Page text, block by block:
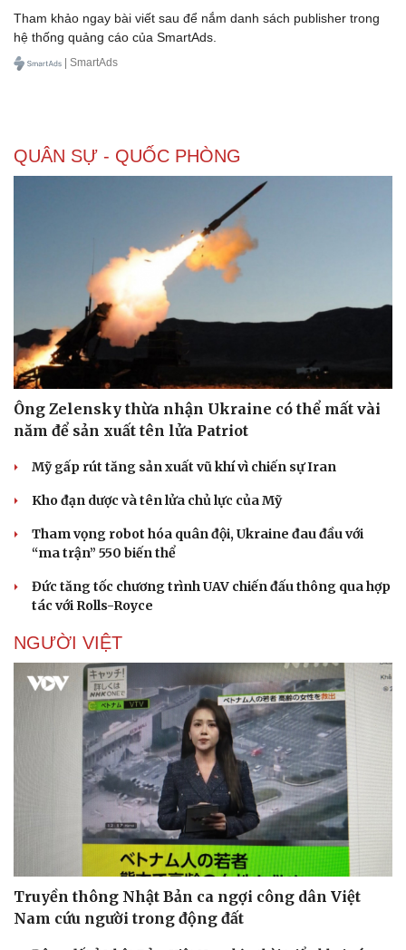
Doanh nhân
Vì cộng đồng
Trải nghiệm
Chuyển đổi số
Tham khảo ngay bài viết sau để nắm danh sách publisher trong
hệ thống quảng cáo của SmartAds.
| SmartAds
QUÂN SỰ - QUỐC PHÒNG
Ông Zelensky thừa nhận Ukraine có thể mất vài
năm để sản xuất tên lửa Patriot
Mỹ gấp rút tăng sản xuất vũ khí vì chiến sự Iran
Kho đạn dược và tên lửa chủ lực của Mỹ
Tham vọng robot hóa quân đội, Ukraine đau đầu với
“ma trận” 550 biến thể
Đức tăng tốc chương trình UAV chiến đấu thông qua hợp
tác với Rolls-Royce
NGƯỜI VIỆT
Truyền thông Nhật Bản ca ngợi công dân Việt
Nam cứu người trong động đất